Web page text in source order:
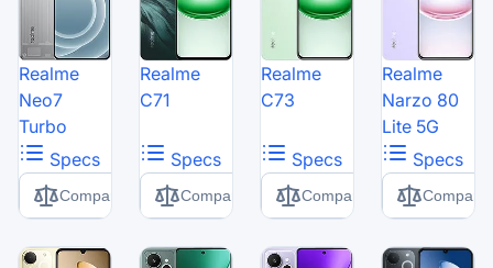
Realme
Neo7
Turbo
Specs
Comparer
Realme
C71
Specs
Comparer
Realme
C73
Specs
Comparer
Realme
Narzo 80
Lite 5G
Specs
Comparer